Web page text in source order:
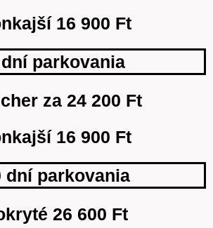
16 900 Ft
parkovania
za 24 200 Ft
16 900 Ft
dní parkovania
26 600 Ft